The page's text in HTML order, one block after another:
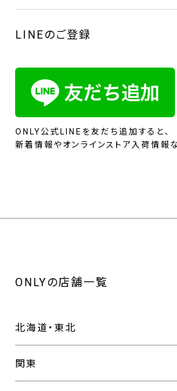
LINEのご登録
ONLY公式LINEを友だち追加すると、
新着情報やオンラインストア入荷情報
ONLYの店舗一覧
北海道・東北
関東